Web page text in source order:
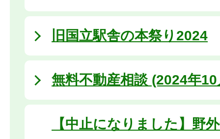
旧国立駅舎の本祭り2024
無料不動産相談 (2024年10
【中止になりました】野